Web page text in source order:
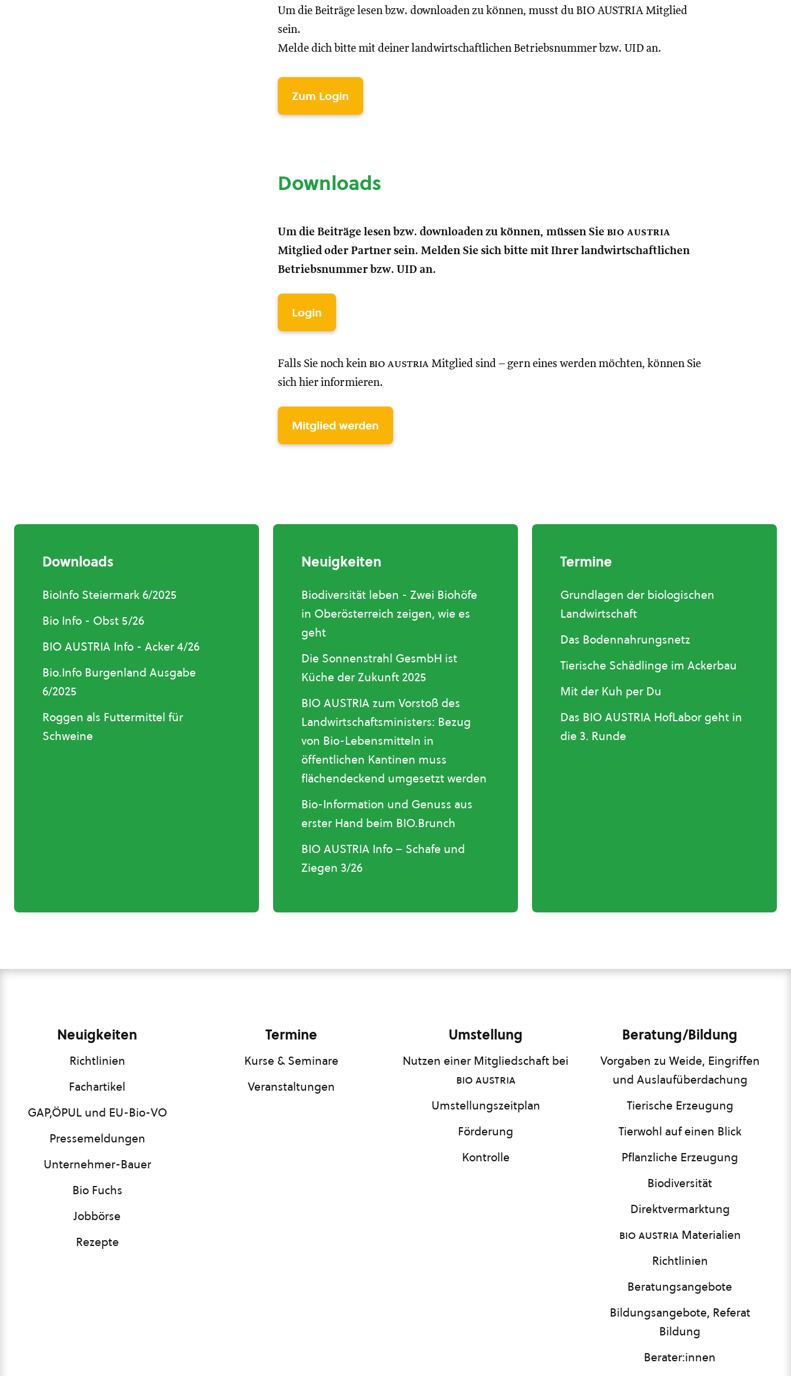
Um die Beiträge lesen bzw. downloaden zu können, musst du BIO AUSTRIA Mitglied
sein.
Melde dich bitte mit deiner landwirtschaftlichen Betriebsnummer bzw. UID an.
Zum Login
Downloads
Um die Beiträge lesen bzw. downloaden zu können, müssen Sie bio austria
Mitglied oder Partner sein. Melden Sie sich bitte mit Ihrer landwirtschaftlichen
Betriebsnummer bzw. UID an.
Login
Falls Sie noch kein bio austria Mitglied sind – gern eines werden möchten, können Sie
sich hier informieren.
Mitglied werden
Downloads
BioInfo Steiermark 6/2025
Bio Info - Obst 5/26
BIO AUSTRIA Info - Acker 4/26
Bio.Info Burgenland Ausgabe
6/2025
Roggen als Futtermittel für
Schweine
Neuigkeiten
Biodiversität leben - Zwei Biohöfe
in Oberösterreich zeigen, wie es
geht
Die Sonnenstrahl GesmbH ist
Küche der Zukunft 2025
BIO AUSTRIA zum Vorstoß des
Landwirtschaftsministers: Bezug
von Bio-Lebensmitteln in
öffentlichen Kantinen muss
flächendeckend umgesetzt werden
Bio-Information und Genuss aus
erster Hand beim BIO.Brunch
BIO AUSTRIA Info – Schafe und
Ziegen 3/26
Termine
Grundlagen der biologischen
Landwirtschaft
Das Bodennahrungsnetz
Tierische Schädlinge im Ackerbau
Mit der Kuh per Du
Das BIO AUSTRIA HofLabor geht in
die 3. Runde
Neuigkeiten
Richtlinien
Fachartikel
GAP,ÖPUL und EU-Bio-VO
Pressemeldungen
Unternehmer-Bauer
Bio Fuchs
Jobbörse
Rezepte
Termine
Kurse & Seminare
Veranstaltungen
Umstellung
Nutzen einer Mitgliedschaft bei
bio austria
Umstellungszeitplan
Förderung
Kontrolle
Beratung/Bildung
Vorgaben zu Weide, Eingriffen
und Auslaufüberdachung
Tierische Erzeugung
Tierwohl auf einen Blick
Pflanzliche Erzeugung
Biodiversität
Direktvermarktung
bio austriaMaterialien
Richtlinien
Beratungsangebote
Bildungsangebote, Referat
Bildung
Berater:innen